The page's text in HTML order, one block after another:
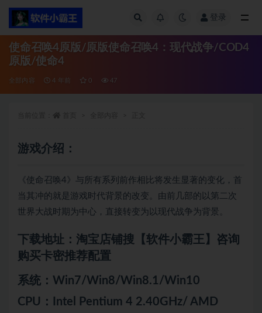
登录
使命召唤4原版/原版使命召唤4：现代战争/COD4
原版/使命4
全部内容 4 年前 0 47
游戏介绍：
《使命召唤4》与所有系列前作相比将发生显著的变化，首
当其冲的就是游戏时代背景的改变。由前几部的以第二次
世界大战时期为中心，直接转变为以现代战争为背景。
下载地址：淘宝店铺搜【软件小霸王】咨询
购买卡密推荐配置
系统：Win7/Win8/Win8.1/Win10
CPU：Intel Pentium 4 2.40GHz/ AMD